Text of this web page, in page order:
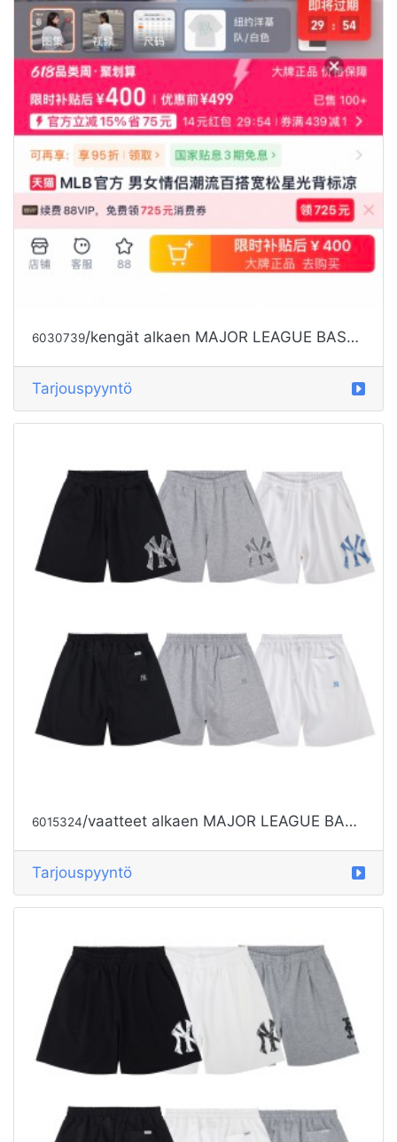
6030739/kengät alkaen MAJOR LEAGUE BASEBALL
Tarjouspyyntö
6015324/vaatteet alkaen MAJOR LEAGUE BASEBALL
Tarjouspyyntö